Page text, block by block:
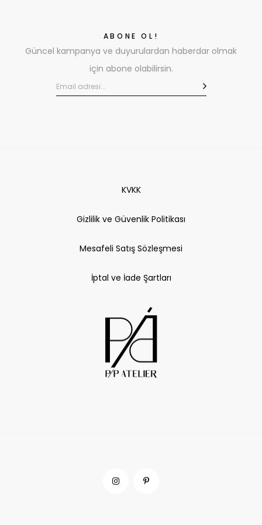
ABONE OL!
Güncel kampanya ve duyurulardan haberdar olmak
için abone olabilirsin.
KVKK
Gizlilik ve Güvenlik Politikası
Mesafeli Satış Sözleşmesi
İptal ve İade Şartları